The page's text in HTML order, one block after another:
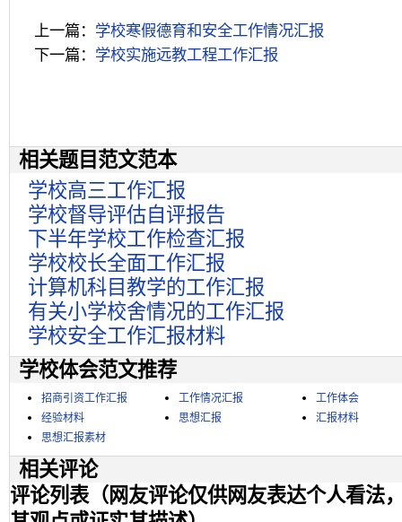
上一篇： 学校寒假德育和安全工作情况汇报
下一篇： 学校实施远教工程工作汇报
相关题目范文范本
学校高三工作汇报
学校督导评估自评报告
下半年学校工作检查汇报
学校校长全面工作汇报
计算机科目教学的工作汇报
有关小学校舍情况的工作汇报
学校安全工作汇报材料
学校体会范文推荐
招商引资工作汇报 工作情况汇报
工作体会
经验材料
思想汇报
汇报材料
思想汇报素材
相关评论
评论列表（网友评论仅供网友表达个人看法